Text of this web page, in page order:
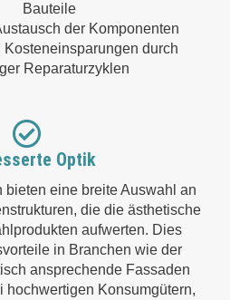
Bauteile
der Komponenten
durch
Reparaturzyklen
Optik
bieten eine breite Auswahl an
die die ästhetische
aufwerten. Dies
in Branchen wie der
ansprechende Fassaden
hochwertigen Konsumgütern,